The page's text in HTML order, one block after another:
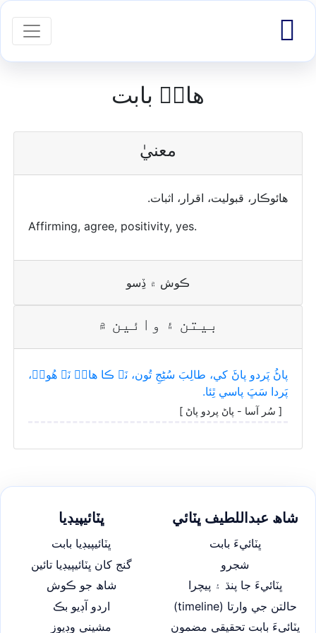

ھانۡ بابت
معنيٰ
ھائوڪار، قبوليت، اقرار، اثبات.
Affirming, agree, positivity, yes.
ڪوش ۾ ڏِسو
بيتن ۽ وائين ۾
پاڻُ پَردو پاڻَ کي، طالِبَ سُڻِجِ تُون، نَہ ڪا ھانۡ نَہ ھُونۡ،
پَردا سَڀَ پاسي ٿِئا.
[ سُر آسا - پاڻ پردو پاڻ ]
شاھ عبداللطيف ڀٽائي
ڀٽائيءَ بابت
شجرو
ڀٽائيءَ جا پنڌ ۽ پيچرا
حالتن جي وارتا (timeline)
ڀٽائيءَ بابت تحقيقي مضمون
ڀٽائيپيڊيا
ڀٽائيپيڊيا بابت
گنج کان ڀٽائيپيڊيا تائين
شاھ جو ڪوش
اردو آڊيو بڪ
مشيني وڊيوز